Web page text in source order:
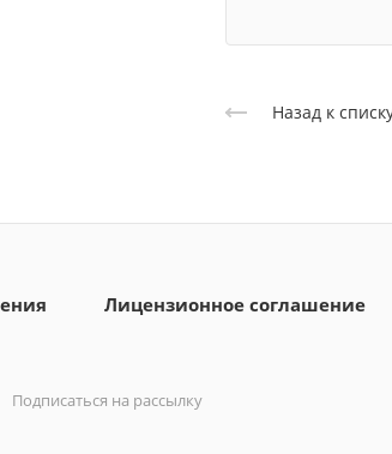
Назад к
Лицензионное соглашение
Подписаться на рассылку